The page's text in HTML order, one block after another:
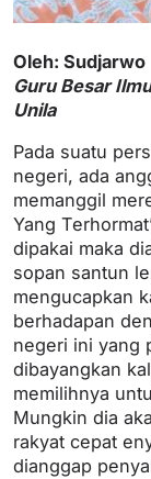
Oleh: Sudjarwo
Guru Besar
Unila
Pada suatu
negeri, ada
memanggil
Yang
dipakai maka
sopan santun
mengucapkan
berhadapan
negeri ini yang
dibayangkan
memilihnya
Mungkin dia
rakyat cepat
dianggap